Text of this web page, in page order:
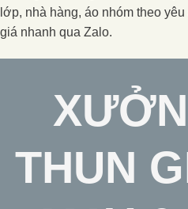
lớp, nhà hàng, áo nhóm theo
giá nhanh qua Zalo.
THUN